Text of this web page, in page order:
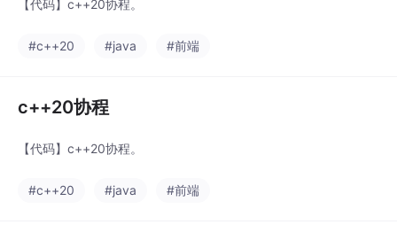
【代码】c++20协程。
#c++20 #java #前端
c++20协程
【代码】c++20协程。
#c++20 #java #前端